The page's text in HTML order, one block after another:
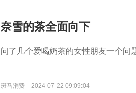
奈雪的茶全面向下
问了几个爱喝奶茶的女性朋友一个问
斑马消费 2024-07-22 09:09:04